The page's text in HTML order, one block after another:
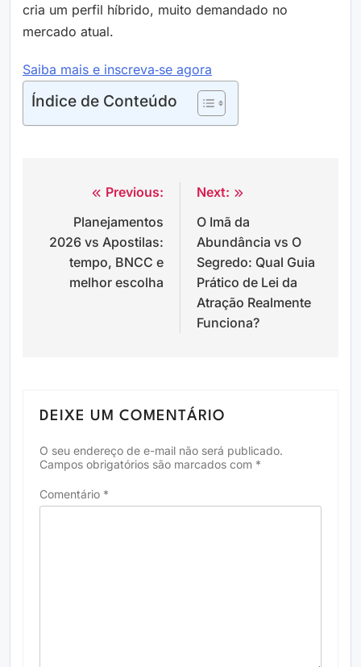
cria um perfil híbrido, muito demandado no
mercado atual.
Saiba mais e inscreva‑se agora
Índice de Conteúdo
Navegação
Post
Previous:
Planejamentos
2026 vs Apostilas:
tempo, BNCC e
melhor escolha
Next:
O Imã da
Abundância vs O
Segredo: Qual Guia
Prático de Lei da
Atração Realmente
Funciona?
DEIXE UM COMENTÁRIO
O seu endereço de e-mail não será publicado.
Campos obrigatórios são marcados com *
Comentário *